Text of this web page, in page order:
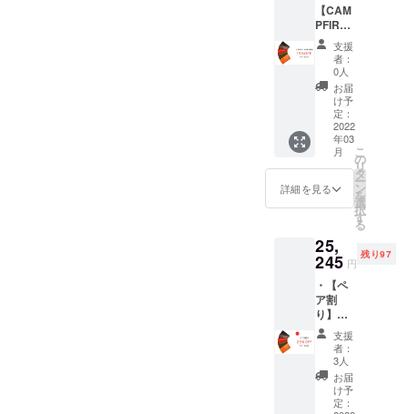
してお
りま
す。
革はそ
の時の
ロット
ごとに
風合い
が異な
る為、
色合い
が変わ
りま
す。
年2月中
旬よ
順に発
送のス
タート
を予定
してお
りま
す。
上の受
注を頂
いた場
合、納
品予定
が遅れ
る場合
がござ
いま
す。 ※
モニ
ター上
の色合
なる場
合がご
ざいま
す。 ※
革はそ
の時の
ロット
ごとに
風合い
が異な
る為、
色合い
15600
（1716
0）(税
込)】 ・
ネオ
ギャル
ソン×1
点（ブ
ラッ
ク/9109
） ・外
箱あり
※仕様、
なる場
合がご
す。 ※
想定以
上の受
注を頂
いた場
合、納
品予定
が遅れ
る場合
【CAM
PFIRE
特別価
格】
【3末納
期
15％OF
F】 /全5
色 ・
17160
円の
15%0F
F →
14586
ご提供
【商品
単品
15000
＋ 送料
600 =
15600
（1716
0）(税
込)】 ・
ネオ
ギャル
支援
者：
0人
お届
け予
定：
2022
年03
月
詳細を見る
こ
の
リ
タ
ー
ン
を
選
択
す
る
25,
245 円
残り97
・【ペ
ア割
り】
【3末納
期
25％OF
F】/全5
色 ・
33660
支援
者：
3人
お届
け予
定：